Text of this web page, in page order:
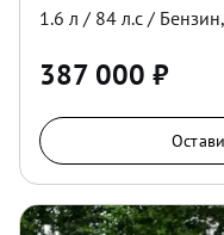
1.6 л / 84 л.с / Бензин,
387 000 ₽